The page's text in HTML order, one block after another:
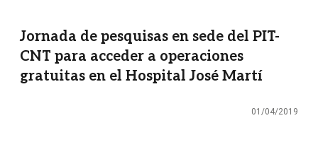
Jornada de pesquisas en sede del PIT-
CNT para acceder a operaciones
gratuitas en el Hospital José Martí
01/04/2019